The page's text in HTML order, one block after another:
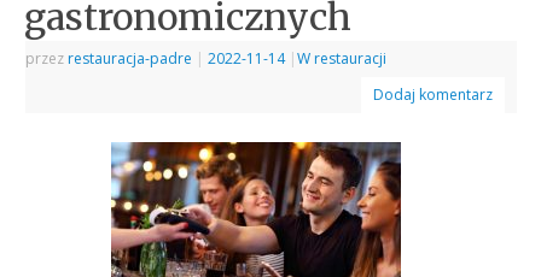
gastronomicznych
przez restauracja-padre | 2022-11-14 |W restauracji
Dodaj komentarz